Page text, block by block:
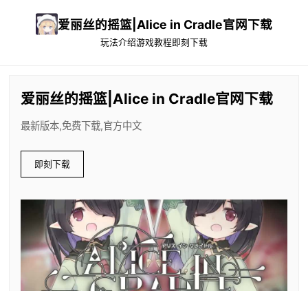
爱丽丝的摇篮|Alice in Cradle官网下载
玩法介绍游戏教程 即刻下载
爱丽丝的摇篮|Alice in Cradle官网下载
最新版本,免费下载,官方中文
即刻下载